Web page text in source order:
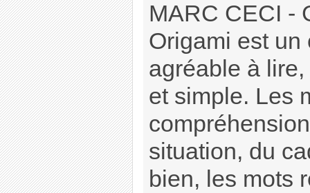
MARC CECI -
Origami est un
agréable à lire,
et simple. Les
situation, du
bien, les mots